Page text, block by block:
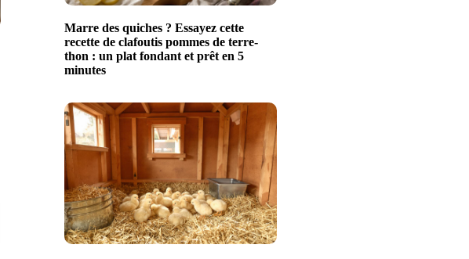
Marre des quiches ? Essayez cette
recette de clafoutis pommes de terre-
thon : un plat fondant et prêt en 5
minutes